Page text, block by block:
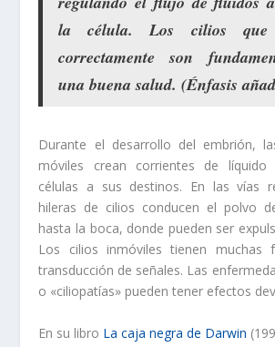
la célula. Los cilios que
correctamente son
una buena salud. (Énfasis
Durante el desarrollo del embrión,
móviles crean corrientes de
células a sus destinos. En las vías
hileras de cilios conducen el polvo
hasta la boca, donde pueden ser
Los cilios inmóviles tienen muchas
transducción de señales. Las
o «ciliopatías» pueden tener efectos
En su libro La caja negra de Darwin